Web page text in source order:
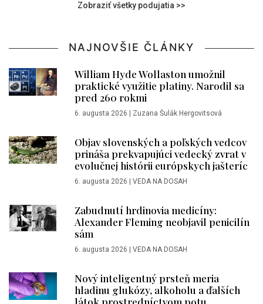
Zobraziť všetky podujatia >>
NAJNOVŠIE ČLÁNKY
William Hyde Wollaston umožnil
praktické využitie platiny. Narodil sa
pred 260 rokmi
6. augusta 2026 Zuzana Šulák Hergovitsová
Objav slovenských a poľských vedcov
prináša prekvapujúci vedecký zvrat v
evolučnej histórii európskych jašteríc
6. augusta 2026 VEDA NA DOSAH
Zabudnutí hrdinovia medicíny:
Alexander Fleming neobjavil penicilín
sám
6. augusta 2026 VEDA NA DOSAH
Nový inteligentný prsteň meria
hladinu glukózy, alkoholu a ďalších